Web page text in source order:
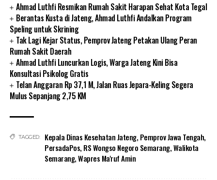
Ahmad Luthfi Resmikan Rumah Sakit Harapan Sehat Kota Tegal
Berantas Kusta di Jateng, Ahmad Luthfi Andalkan Program
Speling untuk Skrining
Tak Lagi Kejar Status, Pemprov Jateng Petakan Ulang Peran
Rumah Sakit Daerah
Ahmad Luthfi Luncurkan Logis, Warga Jateng Kini Bisa
Konsultasi Psikolog Gratis
Telan Anggaran Rp 37,1 M, Jalan Ruas Jepara-Keling Segera
Mulus Sepanjang 2,75 KM
TAGGED: Kepala Dinas Kesehatan Jateng, Pemprov Jawa Tengah,
PersadaPos, RS Wongso Negoro Semarang,Walikota
Semarang,Wapres Ma'ruf Amin